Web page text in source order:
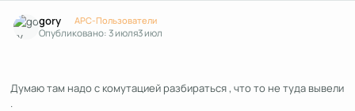
gory APC-Пользователи
Опубликовано:3 июля3 июл
Думаю там надо с комутацией разбираться , что то не туда вывели
.